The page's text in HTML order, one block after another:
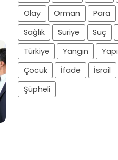
Olay
Orman Para
Sağlık
Suriye Suç
Türkiye
Yangın Yapı
Çocuk
İfade İsrail
Şüpheli